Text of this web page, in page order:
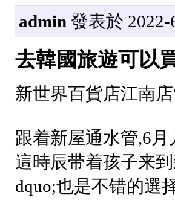
admin 發表於 2022-
去韓國旅遊可以
新世界百貨店江南
跟着新屋通水管,6
這時辰带着孩子来
dquo;也是不错的選择